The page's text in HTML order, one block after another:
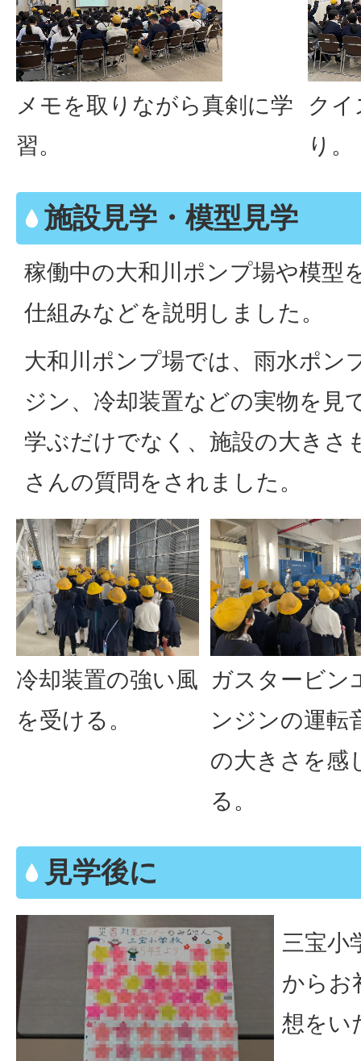
メモを取りながら真剣に学
習。
ク
り。
施設見学・模型見学
稼働中の大和川ポンプ場や模型
仕組みなどを説明しました。
大和川ポンプ場では、雨水ポン
ジン、冷却装置などの実物を見
学ぶだけでなく、施設の大きさ
さんの質問をされました。
冷却装置の強い風
を受ける。
ガスタービン
ンジンの運転
の大きさを感
る。
見学後に
三宝小
からお
想をい